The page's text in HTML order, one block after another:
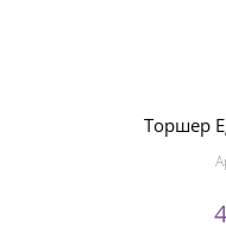
Торшер